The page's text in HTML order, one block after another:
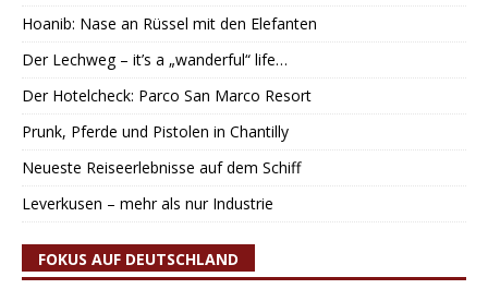
Hoanib: Nase an Rüssel mit den Elefanten
Der Lechweg – it’s a „wanderful“ life…
Der Hotelcheck: Parco San Marco Resort
Prunk, Pferde und Pistolen in Chantilly
Neueste Reiseerlebnisse auf dem Schiff
Leverkusen – mehr als nur Industrie
FOKUS AUF DEUTSCHLAND